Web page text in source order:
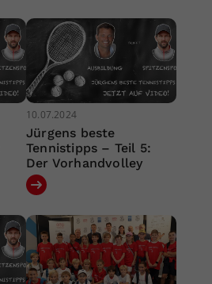
10.07.2024
Jürgens beste
Tennistipps – Teil 5:
Der Vorhandvolley